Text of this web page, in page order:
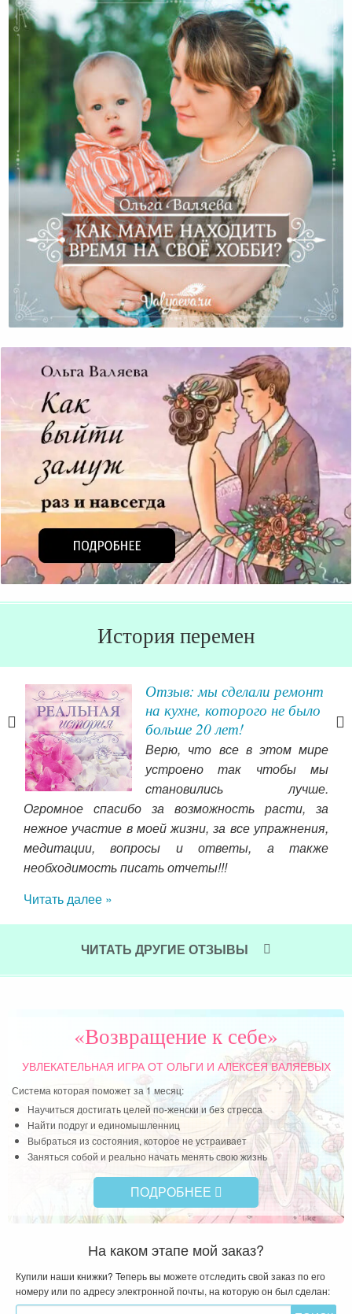
Как Маме Находить Время На Своё Хобби?
История перемен
Отзыв: мы сделали ремонт
на кухне, которого не было
больше 20 лет!
Верю, что все в этом мире
устроено так чтобы мы
становились лучше.
Огромное спасибо за возможность расти, за
нежное участие в моей жизни, за все упражнения,
медитации, вопросы и ответы, а также
необходимость писать отчеты!!!
Читать далее »
ЧИТАТЬ ДРУГИЕ ОТЗЫВЫ
«Возвращение к себе»
УВЛЕКАТЕЛЬНАЯ ИГРАОТ ОЛЬГИ И АЛЕКСЕЯ ВАЛЯЕВЫХ
Система которая поможет за 1 месяц:
Научиться достигать целей по-женски и без стресса
Найти подруг и единомышленниц
Выбраться из состояния, которое не устраивает
Заняться собой и реально начать менять свою жизнь
ПОДРОБНЕЕ
На каком этапе мой заказ?
Купили наши книжки? Теперь вы можете отследить свой заказ по его
номеру или по адресу электронной почты, на которую он был сделан: